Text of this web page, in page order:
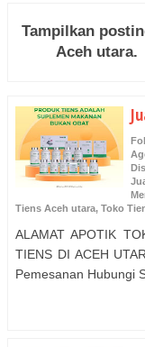
Tampilkan
Aceh utara.
Tiens Aceh utara, Toko
ALAMAT APOTIK
TIENS DI ACEH
Pemesanan Hubungi